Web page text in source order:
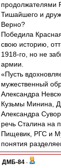
продолжателями
Тишайшего и
Верно?
Победила
свою историю,
1918-го, но не
армии.
«Пусть
мужественный
Александра
Кузьмы Минина,
Александра
речь Сталина на
Пищевик, РГС и
понятия
ДМБ-84 -